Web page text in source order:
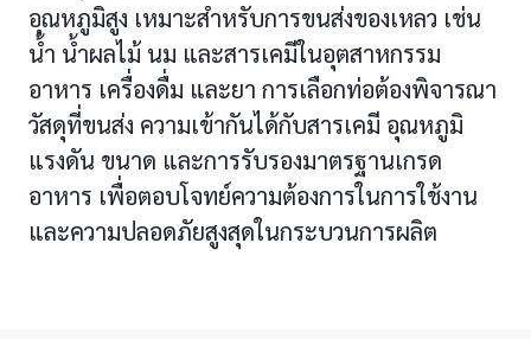
อุณหภูมิสูง เหมาะสำหรับการขนส่งของเหลว เช่น
น้ำ น้ำผลไม้ นม และสารเคมีในอุตสาหกรรม
อาหาร เครื่องดื่ม และยา การเลือกท่อต้องพิจารณา
วัสดุที่ขนส่ง ความเข้ากันได้กับสารเคมี อุณหภูมิ
แรงดัน ขนาด และการรับรองมาตรฐานเกรด
อาหาร เพื่อตอบโจทย์ความต้องการในการใช้งาน
และความปลอดภัยสูงสุดในกระบวนการผลิต